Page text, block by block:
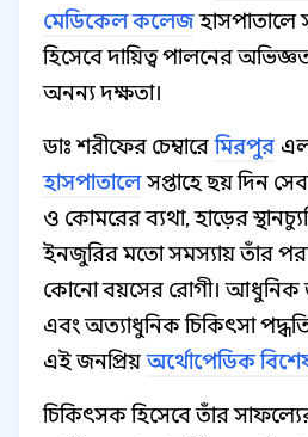
মেডিকেল কলেজ
হিসেবে দায়িত্ব পালনের
অনন্য দক্ষতা।
ডাঃ শরীফের চেম্বারে মিরপুর
হাসপাতালেসপ্তাহে ছয় দিন
ও কোমরের ব্যথা, হাড়ের
ইনজুরির মতো সমস্যায় তাঁর
কোনো বয়সের রোগী। আধুনিক
এবং অত্যাধুনিক চিকিৎসা
এই জনপ্রিয়অর্থোপেডিক
চিকিৎসক হিসেবে তাঁর